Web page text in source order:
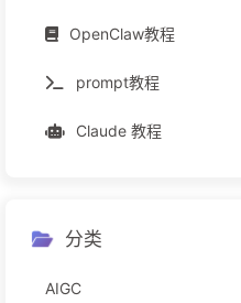
OpenClaw教程
prompt教程
Claude 教程
分类
AIGC